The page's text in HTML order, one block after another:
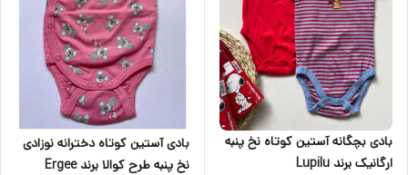
بادی بچگانه آستین کوتاه نخ پنبه
ارگانیک برند Lupilu
بادی آستین کوتاه دخترانه نوزادی
نخ پنبه طرح کوالا برند Ergee